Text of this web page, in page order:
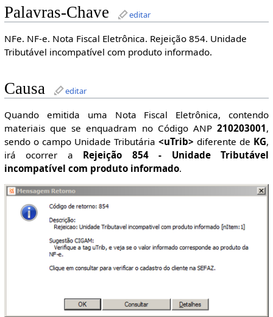
Palavras-Chave editar
NFe. NF-e. Nota Fiscal Eletrônica. Rejeição 854. Unidade
Tributável incompatível com produto informado.
Causa editar
Quando emitida uma Nota Fiscal Eletrônica, contendo
materiais que se enquadram no Código ANP210203001,
sendo o campo Unidade Tributária<uTrib> diferente de KG,
irá ocorrer a Rejeição 854 - Unidade Tributável
incompatível com produto informado.